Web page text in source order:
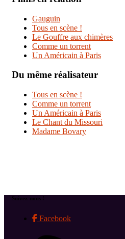
Gauguin
Tous en scène !
Le Gouffre aux chimères
Comme un torrent
Un Américain à Paris
Du même réalisateur
Tous en scène !
Comme un torrent
Un Américain à Paris
Le Chant du Missouri
Madame Bovary
Suivez-nous !
Facebook